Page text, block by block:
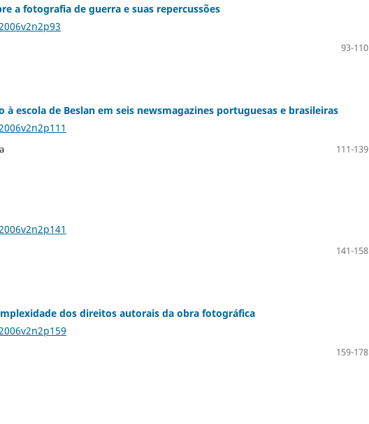
a fotografia de guerra e suas repercussões
93-110
escola de Beslan em seis newsmagazines portuguesas e brasileiras
111-139
141-158
dos direitos autorais da obra fotográfica
159-178